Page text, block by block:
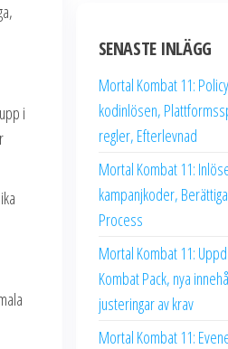
i
SENASTE INLÄGG
Mortal Kombat 11:
kodinlösen,
regler, Efterlevnad
Mortal Kombat 11:
kampanjkoder,
Process
Mortal Kombat 11:
Kombat Pack, nya
justeringar av krav
Mortal Kombat 11: